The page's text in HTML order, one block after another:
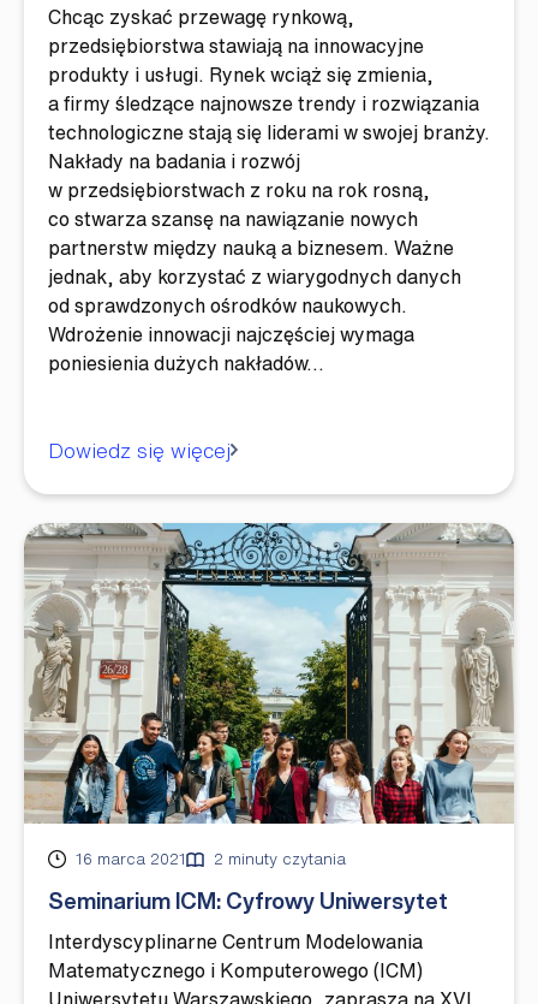
Chcąc zyskać przewagę rynkową,
przedsiębiorstwa stawiają na innowacyjne
produkty i usługi. Rynek wciąż się zmienia,
a firmy śledzące najnowsze trendy i rozwiązania
technologiczne stają się liderami w swojej branży.
Nakłady na badania i rozwój
w przedsiębiorstwach z roku na rok rosną,
co stwarza szansę na nawiązanie nowych
partnerstw między nauką a biznesem. Ważne
jednak, aby korzystać z wiarygodnych danych
od sprawdzonych ośrodków naukowych.
Wdrożenie innowacji najczęściej wymaga
poniesienia dużych nakładów…
Dowiedz się więcej
Seminarium ICM: Cyfrowy Uniwersytet
Opublikowano
16 marca 2021 2 minuty czytania
Interdyscyplinarne Centrum Modelowania
Matematycznego i Komputerowego (ICM)